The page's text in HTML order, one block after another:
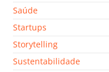
Saúde
Startups
Storytelling
Sustentabilidade